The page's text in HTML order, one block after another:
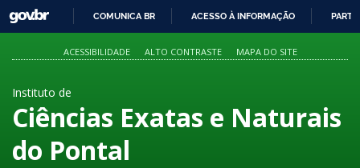
PARA
O
GOVBR
COMUNICA BR ACESSO À INFORMAÇÃO
ACESSIBILIDADE ALTO CONTRASTE MAPA DO SITE
Instituto de
Ciências Exatas e Naturais
do Pontal